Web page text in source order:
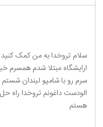
سلام تروخدا به من کمک‌
ارایشگاه مبتلا شدم همسرم
سرم رو با شامپو لیندان
الودست داغونم تروخدا راه
هستم